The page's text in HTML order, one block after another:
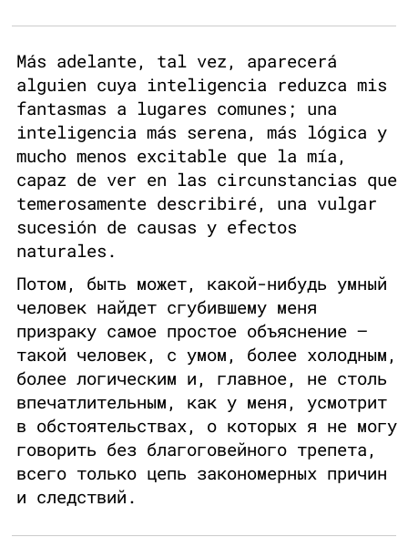
Más adelante, tal vez, aparecerá
alguien cuya inteligencia reduzca mis
fantasmas a lugares comunes; una
inteligencia más serena, más lógica y
mucho menos excitable que la mía,
capaz de ver en las circunstancias que
temerosamente describiré, una vulgar
sucesión de causas y efectos
naturales.
Потом, быть может, какой-нибудь умный
человек найдет сгубившему меня
призраку самое простое объяснение —
такой человек, с умом, более холодным,
более логическим и, главное, не столь
впечатлительным, как у меня, усмотрит
в обстоятельствах, о которых я не могу
говорить без благоговейного трепета,
всего только цепь закономерных причин
и следствий.